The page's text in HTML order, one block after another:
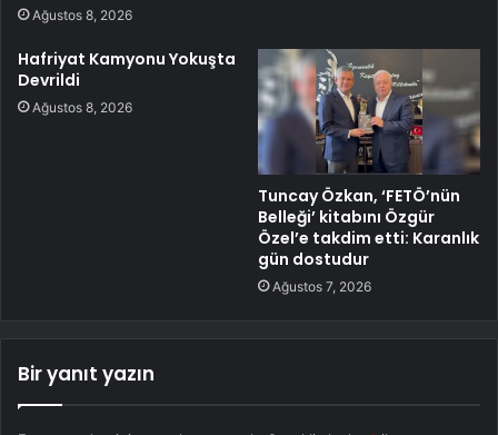
Ağustos 8, 2026
Hafriyat Kamyonu Yokuşta
Devrildi
Ağustos 8, 2026
Tuncay Özkan, ‘FETÖ’nün
Belleği’ kitabını Özgür
Özel’e takdim etti: Karanlık
gün dostudur
Ağustos 7, 2026
Bir yanıt yazın